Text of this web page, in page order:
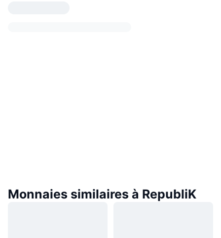
Monnaies similaires à RepubliK